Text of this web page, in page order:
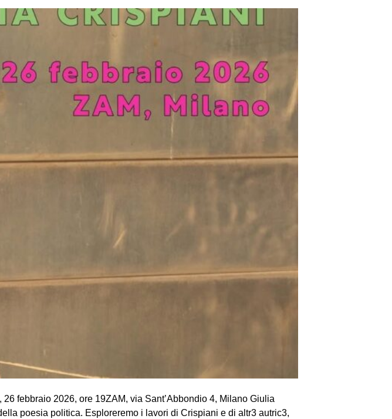
febbraio 2026, ore 19ZAM, via Sant’Abbondio 4, Milano Giulia
poesia politica. Esploreremo i lavori di Crispiani e di altr3 autric3,